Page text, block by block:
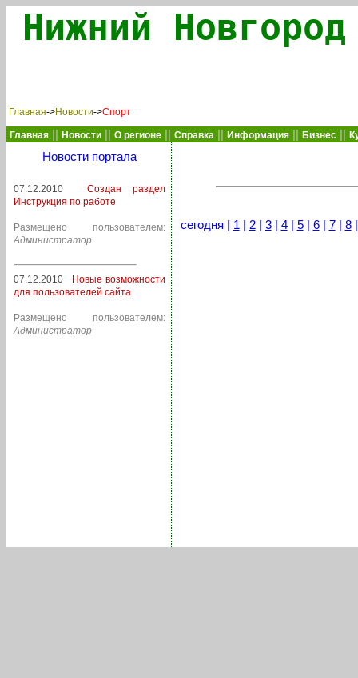
Нижний
сегодня | 1| 2| 3| 4| 5| 6| 7| 8
Главная->Новости->Спорт
Главная Новости О регионе Справка Информация Бизнес
Новости портала
07.12.2010
Создан раздел
Инструкция по работе
Размещено пользователем:
Администратор
07.12.2010
Новые возможности
для пользователей сайта
Размещено пользователем:
Администратор